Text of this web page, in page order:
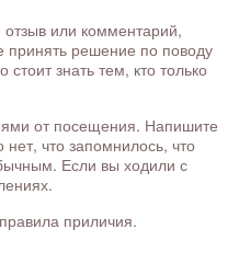
или комментарий,
решение по поводу
знать тем, кто только
от посещения. Напишите
что запомнилось, что
Если вы ходили с
приличия.